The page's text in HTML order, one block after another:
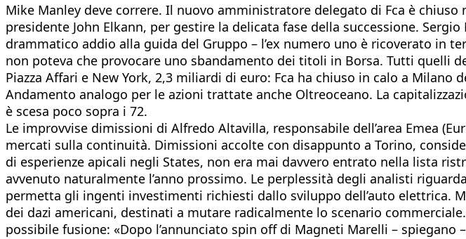
Mike Manley deve correre. Il nuovo amministratore delegato di Fca è
presidente John Elkann, per gestire la delicata fase della successione.
drammatico addio alla guida del Gruppo – l’ex numero uno è ricoverato in
non poteva che provocare uno sbandamento dei titoli in Borsa. Tutti quelli
Piazza Affari e New York, 2,3 miliardi di euro: Fca ha chiuso in calo a Milano
Andamento analogo per le azioni trattate anche Oltreoceano. La
è scesa poco sopra i 72.
Le improvvise dimissioni di Alfredo Altavilla, responsabile dell’area Emea
mercati sulla continuità. Dimissioni accolte con disappunto a Torino,
di esperienze apicali negli States, non era mai davvero entrato nella lista
avvenuto naturalmente l’anno prossimo. Le perplessità degli analisti
permetta gli ingenti investimenti richiesti dallo sviluppo dell’auto elettrica.
dei dazi americani, destinati a mutare radicalmente lo scenario
possibile fusione: «Dopo l’annunciato spin off di Magneti Marelli –